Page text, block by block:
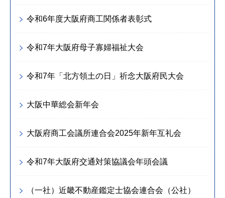
令和6年度大阪府商工関係者表彰式
令和7年大阪府母子寡婦福祉大会
令和7年「北方領土の日」祈念大阪府民大会
大阪中華総会新年会
大阪府商工会議所連合会2025年新年互礼会
令和7年大阪府交通対策協議会年頭会議
（一社）近畿不動産鑑定士協会連合会（公社）